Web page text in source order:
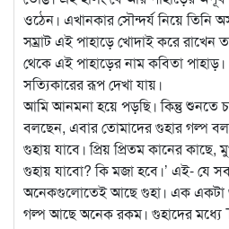
ওঠেন। এখানকার সৌন্দর্য নিয়ে তিনি
সম্রাট এই পাহাড়ে খোদাই করে রাখেন
থেকে এই পাহাড়ের নাম কবিতা
সত্যিকারের রূপ দেখা যায়।
আমি আনমনা হয়ে পড়ছি। কিন্তু শুনতে
বলছেন, এবার তোমাদের গুহার গল্প
গুহায় যাবে। প্রিয় প্রিতম কানের
গুহায় যাবো? কি মজা হবে।’ এই- যে
অনেকগুলোতেই আছে গুহা। এক একটা
গল্প আছে অনেক রকম। গুহাদের